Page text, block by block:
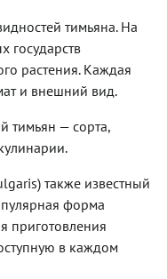
тимьяна. На
государств
растения. Каждая
и внешний вид.
тимьян — сорта,
также известный
форма
приготовления
в каждом